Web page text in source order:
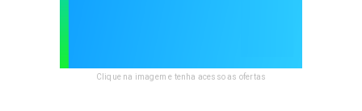
Clique na imagem e tenha acesso as ofertas